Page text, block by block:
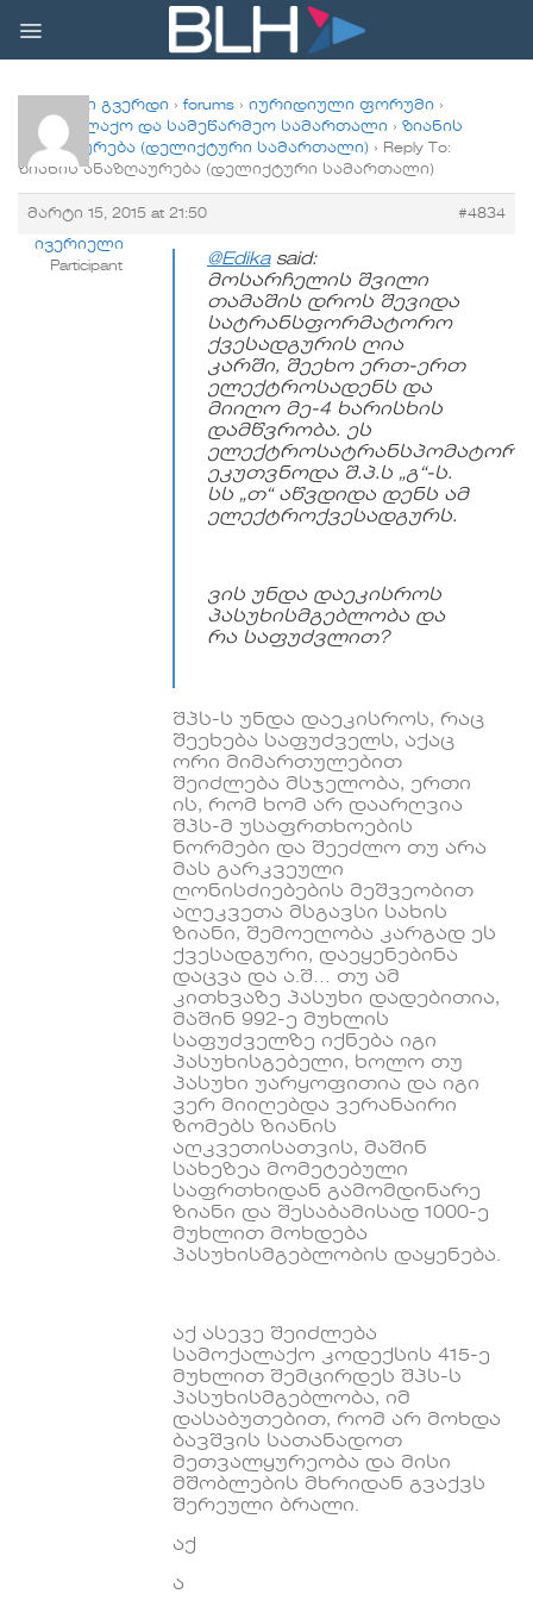
content
მთავარი გვერდი › forums › იურიდიული ფორუმი ›
სამოქალაქო და სამეწარმეო სამართალი › ზიანის
ანაზღაურება (დელიქტური სამართალი) › Reply To:
ზიანის ანაზღაურება (დელიქტური სამართალი)
მარტი 15, 2015 at 21:50 #4834
ივერიელი
Participant
@Edikasaid:
მოსარჩელის შვილი
თამაშის დროს შევიდა
სატრანსფორმატორო
ქვესადგურის ღია
კარში, შეეხო ერთ-ერთ
ელექტროსადენს და
მიიღო მე-4 ხარისხის
დამწვრობა. ეს
ეკუთვნოდა შ.პ.ს „გ“-ს.
სს „თ“ აწვდიდა დენს ამ
ელექტროქვესადგურს.
ვის უნდა დაეკისროს
პასუხისმგებლობა და
რა საფუძვლით?
შპს-ს უნდა დაეკისროს, რაც
შეეხება საფუძველს, აქაც
ორი მიმართულებით
შეიძლება მსჯელობა, ერთი
ის, რომ ხომ არ დაარღვია
შპს-მ უსაფრთხოების
ნორმები და შეეძლო თუ არა
მას გარკვეული
ღონისძიებების მეშვეობით
აღეკვეთა მსგავსი სახის
ზიანი, შემოეღობა კარგად ეს
ქვესადგური, დაეყენებინა
დაცვა და ა.შ… თუ ამ
კითხვაზე პასუხი დადებითია,
მაშინ 992-ე მუხლის
საფუძველზე იქნება იგი
პასუხისგებელი, ხოლო თუ
პასუხი უარყოფითია და იგი
ვერ მიიღებდა ვერანაირი
ზომებს ზიანის
აღკვეთისათვის, მაშინ
სახეზეა მომეტებული
საფრთხიდან გამომდინარე
ზიანი და შესაბამისად 1000-ე
მუხლით მოხდება
პასუხისმგებლობის დაყენება.
აქ ასევე შეიძლება
სამოქალაქო კოდექსის 415-ე
მუხლით შემცირდეს შპს-ს
პასუხისმგებლობა, იმ
დასაბუთებით, რომ არ მოხდა
ბავშვის სათანადოთ
მეთვალყურეობა და მისი
მშობლების მხრიდან გვაქვს
შერეული ბრალი.
აქ
ა